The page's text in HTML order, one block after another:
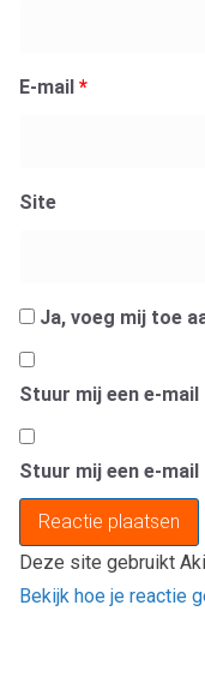
E-mail *
Site
Ja, voeg mij toe
Stuur mij een e-
Stuur mij een e-
Deze site gebruikt
Bekijk hoe je reactie